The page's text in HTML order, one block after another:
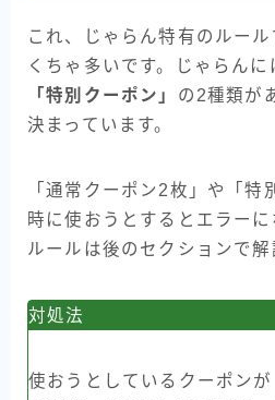
これ、じゃらん特有のルー
くちゃ多いです。じゃらんに
「特別クーポン」 の2種類が
決まっています。
「通常クーポン2枚」や「特
時に使おうとするとエラー
ルールは後のセクションで解
対処法
使おうとしているクーポン